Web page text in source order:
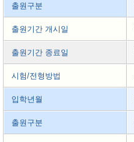
출원구분
출원기간 개시일
출원기간 종료일
시험/전형방법
입학년월
출원구분